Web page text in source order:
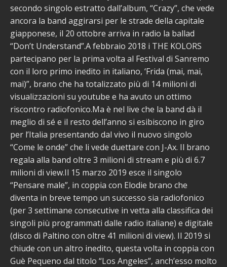
secondo singolo estratto dall’album, “Crazy”, che vede
ancora la band aggirarsi per le strade della capitale
giapponese, il 20 ottobre arriva in radio la ballad
“Don’t Understand”.A febbraio 2018 i THE KOLORS
partecipano per la prima volta al Festival di Sanremo
con il loro primo inedito in italiano, ‘Frida (mai, mai,
mai)”, brano che ha totalizzato più di 14 milioni di
visualizzazioni su youtube e ha avuto un ottimo
riscontro radiofonico.Ma è nel live che la band dà il
meglio di sé e il resto dell’anno si esibiscono in giro
per l’Italia presentando dal vivo il nuovo singolo
“Come le onde” che li vede duettare con J-Ax. Il brano
regala alla band oltre 3 milioni di stream e più di 6.7
milioni di view.Il 15 marzo 2019 esce il singolo
“Pensare male”, in coppia con Elodie brano che
diventa in breve tempo un successo sia radiofonico
(per 3 settimane consecutive in vetta alla classifica dei
singoli più programmati dalle radio italiane) e digitale
(disco di Paltino con oltre 41 milioni di view). Il 2019 si
chiude con un altro inedito, questa volta in coppia con
Guè Pequeno dal titolo “Los Angeles”, anch’esso molto